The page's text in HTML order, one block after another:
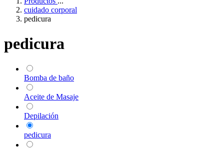
cuidado corporal
pedicura
pedicura
Bomba de baño
Aceite de Masaje
Depilación
pedicura